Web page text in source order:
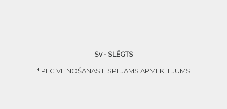
Sv - SLĒGTS
* PĒC VIENOŠANĀS IESPĒJAMS APMEKLĒJUMS